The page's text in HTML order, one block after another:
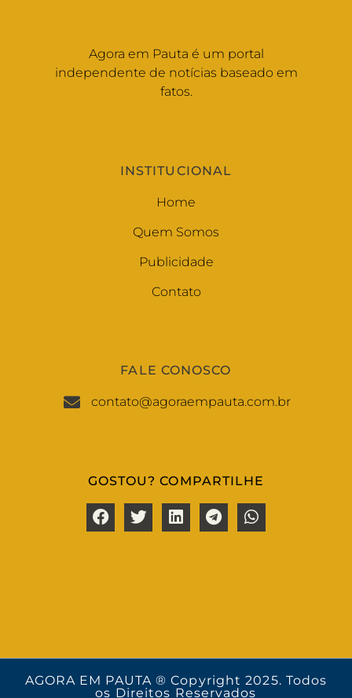
Agora em Pauta é um portal
independente de notícias baseado em
fatos.
INSTITUCIONAL
Home
Quem Somos
Publicidade
Contato
FALE CONOSCO
contato@agoraempauta.com.br
GOSTOU? COMPARTILHE
AGORA EM PAUTA ® Copyright 2025. Todos
os Direitos Reservados